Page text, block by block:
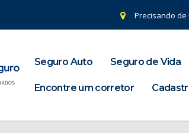
Precisando de
Seguro Auto Seguro de Vida
Encontre um corretor